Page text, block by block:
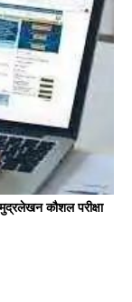
कौशल परीक्षा